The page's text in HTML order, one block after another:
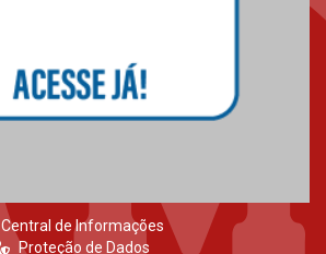
04.08.2026
Central de Informações
Proteção de Dados